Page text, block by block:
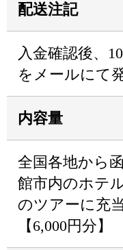
配送注記
入金確認後、
をメールにて
内容量
全国各地から
館市内のホテ
のツアーに充
【6,000円分】